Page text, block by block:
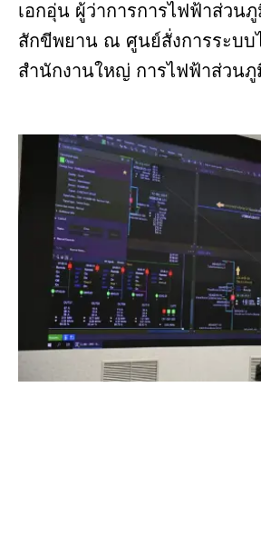
เอกอุ่น ผู้ว่าการการไฟฟ้าส่วน
สักขีพยาน ณ ศูนย์สั่งการระบบ
สำนักงานใหญ่ การไฟฟ้าส่วนภู